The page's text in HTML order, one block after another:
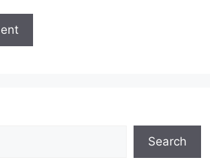
Search